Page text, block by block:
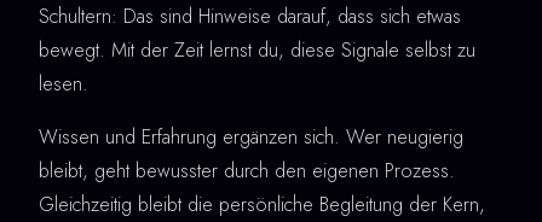
Schultern: Das sind Hinweise darauf, dass sich etwas
bewegt. Mit der Zeit lernst du, diese Signale selbst zu
lesen.
Wissen und Erfahrung ergänzen sich. Wer neugierig
bleibt, geht bewusster durch den eigenen Prozess.
Gleichzeitig bleibt die persönliche Begleitung der Kern,